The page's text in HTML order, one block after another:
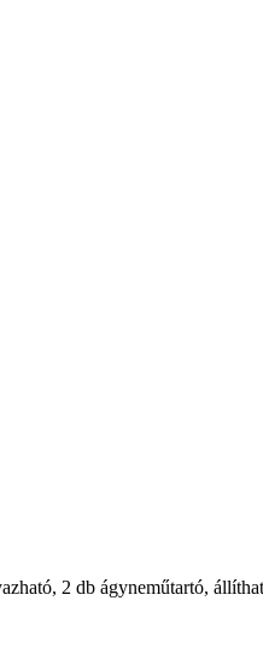
2 db ágyneműtartó,